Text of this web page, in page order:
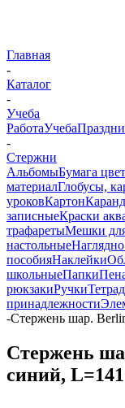
Главная
-
Каталог
-
Учеба
РаботаУчеба
-
Стержни
АльбомыБумага
материалГлобусы,
уроковКартон
записныеКраски
трафаретыМешки
настольные
пособияНаклейки
школьныеПапки
рюкзакиРучки
принадлежности
-Стержень шар.
Стержень
синий,